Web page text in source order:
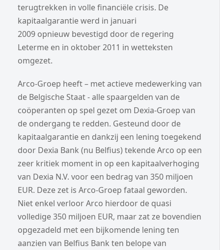
terugtrekken in volle financiële crisis. De
kapitaalgarantie werd in januari
2009 opnieuw bevestigd door de regering
Leterme en in oktober 2011 in wetteksten
omgezet.
Arco-Groep heeft – met actieve medewerking van
de Belgische Staat - alle spaargelden van de
coöperanten op spel gezet om Dexia-Groep van
de ondergang te redden. Gesteund door de
kapitaalgarantie en dankzij een lening toegekend
door Dexia Bank (nu Belfius) tekende Arco op een
zeer kritiek moment in op een kapitaalverhoging
van Dexia N.V. voor een bedrag van 350 miljoen
EUR. Deze zet is Arco-Groep fataal geworden.
Niet enkel verloor Arco hierdoor de quasi
volledige 350 miljoen EUR, maar zat ze bovendien
opgezadeld met een bijkomende lening ten
aanzien van Belfius Bank ten belope van